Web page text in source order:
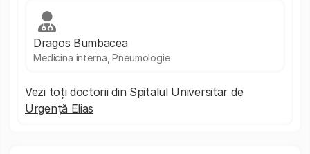
Dragos Bumbacea
Medicina interna, Pneumologie
Vezi toți doctorii din Spitalul Universitar de
Urgență Elias